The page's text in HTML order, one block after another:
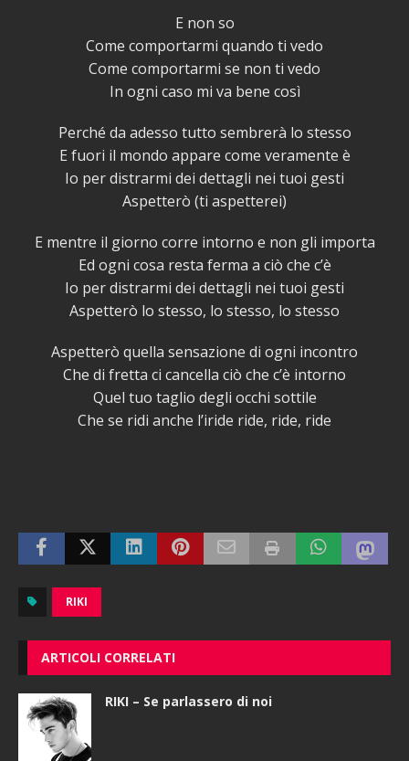
E non so
Come comportarmi quando ti vedo
Come comportarmi se non ti vedo
In ogni caso mi va bene così
Perché da adesso tutto sembrerà lo stesso
E fuori il mondo appare come veramente è
Io per distrarmi dei dettagli nei tuoi gesti
Aspetterò (ti aspetterei)
E mentre il giorno corre intorno e non gli importa
Ed ogni cosa resta ferma a ciò che c’è
Io per distrarmi dei dettagli nei tuoi gesti
Aspetterò lo stesso, lo stesso, lo stesso
Aspetterò quella sensazione di ogni incontro
Che di fretta ci cancella ciò che c’è intorno
Quel tuo taglio degli occhi sottile
Che se ridi anche l’iride ride, ride, ride
RIKI
ARTICOLI CORRELATI
RIKI – Se parlassero di noi